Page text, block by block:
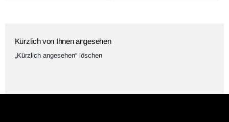
Kürzlich von Ihnen angesehen
„Kürzlich angesehen“ löschen